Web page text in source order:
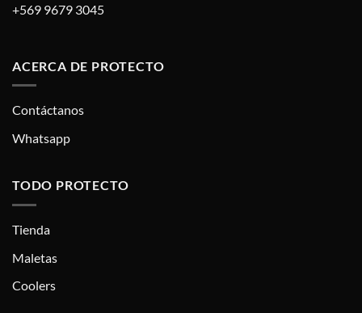
+569 9679 3045
ACERCA DE PROTECTO
Contáctanos
Whatsapp
TODO PROTECTO
Tienda
Maletas
Coolers